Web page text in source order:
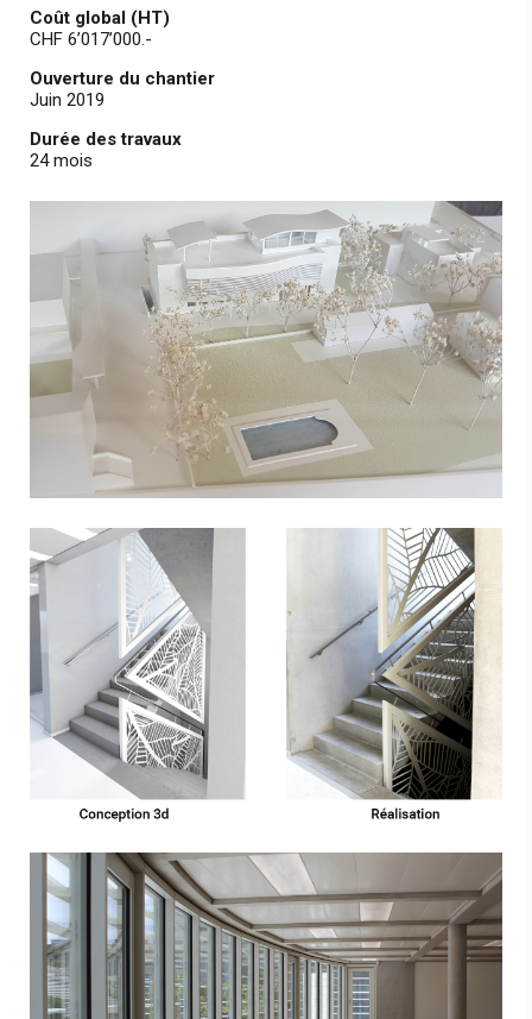
Coût global (HT)
CHF 6’017’000.-
Ouverture du chantier
Juin 2019
Durée des travaux
24 mois